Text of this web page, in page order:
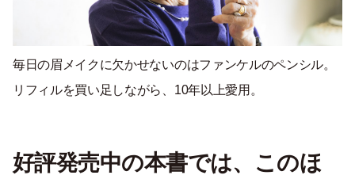
毎日の眉メイクに欠かせないのはファンケルのペンシル。
リフィルを買い足しながら、10年以上愛用。
好評発売中の本書では、このほ